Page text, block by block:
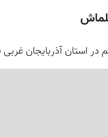
استان آذربایجان غربی